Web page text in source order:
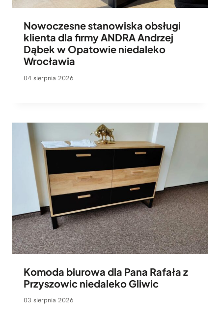
Nowoczesne stanowiska obsługi
klienta dla firmy ANDRA Andrzej
Dąbek w Opatowie niedaleko
Wrocławia
04 sierpnia 2026
Komoda biurowa dla Pana Rafała z
Przyszowic niedaleko Gliwic
03 sierpnia 2026